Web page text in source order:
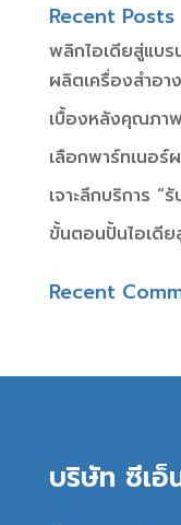
Recent Posts
พลิกไอเดียสู่แบ
ผลิตเครื่องสำอา
เบื้องหลังคุณภา
เลือกพาร์ทเนอ
เจาะลึกบริการ “
ขั้นตอนปั้นไอเดี
Recent
บริษัท ซีเอ็